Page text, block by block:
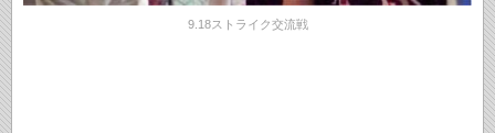
9.18ストライク交流戦